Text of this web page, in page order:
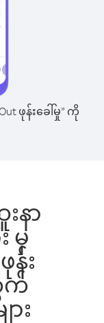
ဖုန်းခေါ်မှု” ကို
နာ
မှ
း
က်
း